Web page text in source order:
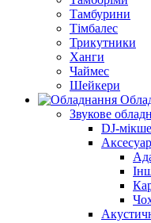
Тамбурини
Тімбалес
Трикутники
Ханги
Чаймес
Шейкери
Звукове
DJ-